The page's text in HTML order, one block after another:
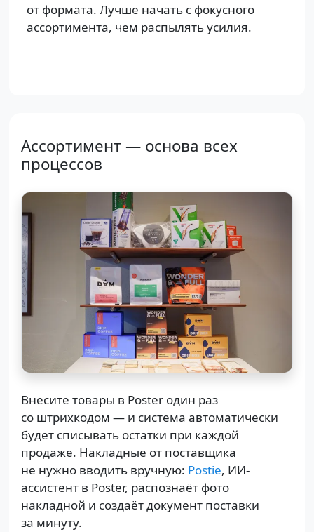
от формата. Лучше начать с фокусного
ассортимента, чем распылять усилия.
Ассортимент — основа всех
процессов
Внесите товары в Poster один раз
со штрихкодом — и система автоматически
будет списывать остатки при каждой
продаже. Накладные от поставщика
не нужно вводить вручную: Postie, ИИ-
ассистент в Poster, распознаёт фото
накладной и создаёт документ поставки
за минуту.